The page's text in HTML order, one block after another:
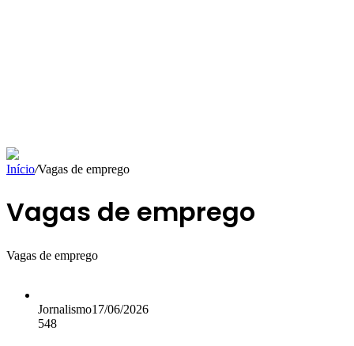
Início/Vagas de emprego
Vagas de emprego
Vagas de emprego
Jornalismo17/06/2026
548